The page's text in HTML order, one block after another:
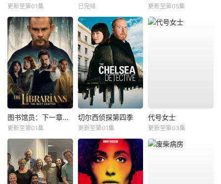
更新至第01集 已完结 更新至第05集
图书馆员：下一章第二季
更新至第01集
切尔西侦探第四季
更新至第01集
代号女士
更新至第03集